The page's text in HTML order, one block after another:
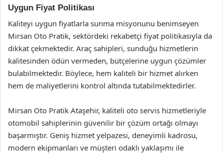
Uygun Fiyat Politikası
Kaliteyi uygun fiyatlarla sunma misyonunu benimseyen
Mirsan Oto Pratik, sektördeki rekabetçi fiyat politikasıyla da
dikkat çekmektedir. Araç sahipleri, sunduğu hizmetlerin
kalitesinden ödün vermeden, bütçelerine uygun çözümler
bulabilmektedir. Böylece, hem kaliteli bir hizmet alırken
hem de maliyetlerini kontrol altında tutabilmektedirler.
Mirsan Oto Pratik Ataşehir, kaliteli oto servis hizmetleriyle
otomobil sahiplerinin güvenilir bir çözüm ortağı olmayı
başarmıştır. Geniş hizmet yelpazesi, deneyimli kadrosu,
modern ekipmanları ve müşteri odaklı yaklaşımı ile